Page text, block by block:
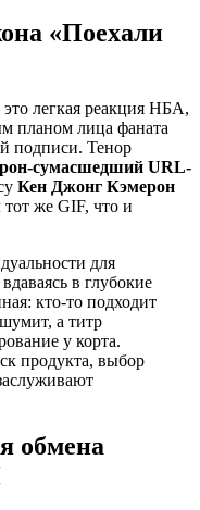
«Поехали
легкая реакция НБА,
планом лица фаната
подписи. Тенор
сумасшедший URL-
Кен Джонг Кэмерон
тот же GIF, что и
для
в глубокие
кто-то подходит
а титр
у корта.
продукта, выбор
обмена